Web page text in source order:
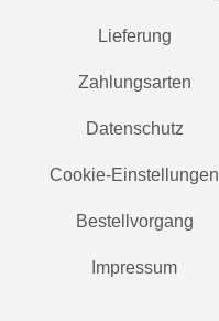
Lieferung
Zahlungsarten
Datenschutz
Cookie-Einstellungen
Bestellvorgang
Impressum